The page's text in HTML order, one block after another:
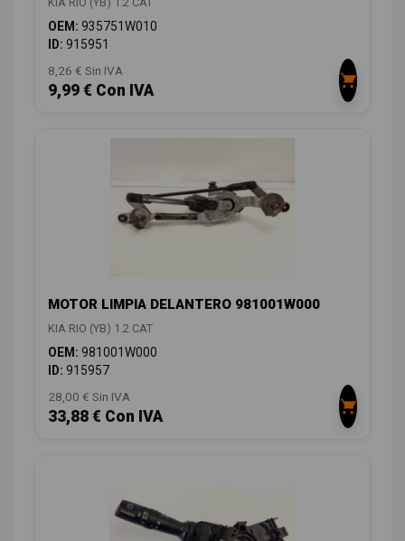
OEM: 935751W010
ID: 915951
8,26 € Sin IVA
9,99 € Con IVA
MOTOR LIMPIA DELANTERO 981001W000
KIA RIO (YB) 1.2 CAT
OEM: 981001W000
ID: 915957
28,00 € Sin IVA
33,88 € Con IVA